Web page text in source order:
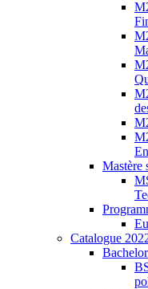
Mastère
Catalogue
Bachelor